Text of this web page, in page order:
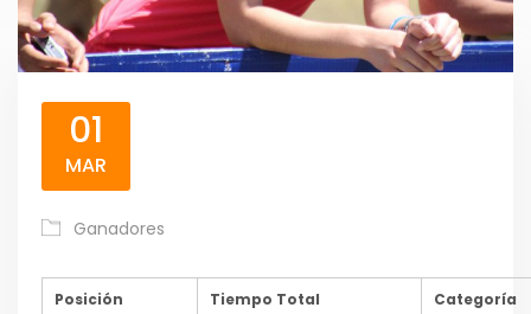
01
MAR
Ganadores
Posición Tiempo Total Categoría